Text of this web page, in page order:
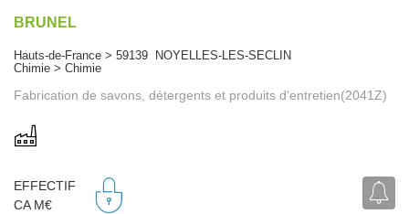
BRUNEL
Hauts-de-France > 59139 NOYELLES-LES-SECLIN
Chimie > Chimie
Fabrication de savons, détergents et produits d'entretien(2041Z)
EFFECTIF
CA M€